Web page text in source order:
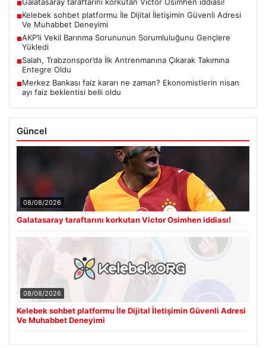
■
■Kelebek sohbet platformu İle Dijital İletişimin Güvenli Adresi
Ve Muhabbet Deneyimi
■AKP’li Vekil Barınma Sorununun Sorumluluğunu Gençlere
Yükledi
■Salah, Trabzonspor’da İlk Antrenmanına Çıkarak Takımına
Entegre Oldu
■Merkez Bankası faiz kararı ne zaman? Ekonomistlerin nisan
ayı faiz beklentisi belli oldu
Güncel
08/08/2026
Galatasaray taraftarını korkutan Victor Osimhen iddiası!
08/08/2026
Kelebek sohbet platformu İle Dijital İletişimin Güvenli Adresi
Ve Muhabbet Deneyimi